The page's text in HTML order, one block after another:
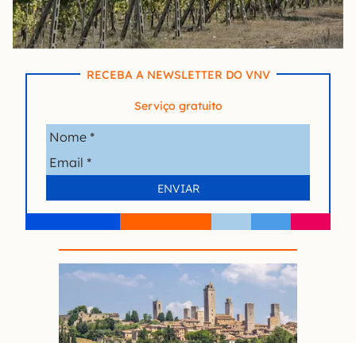
RECEBA A NEWSLETTER DO VNV
Serviço gratuito